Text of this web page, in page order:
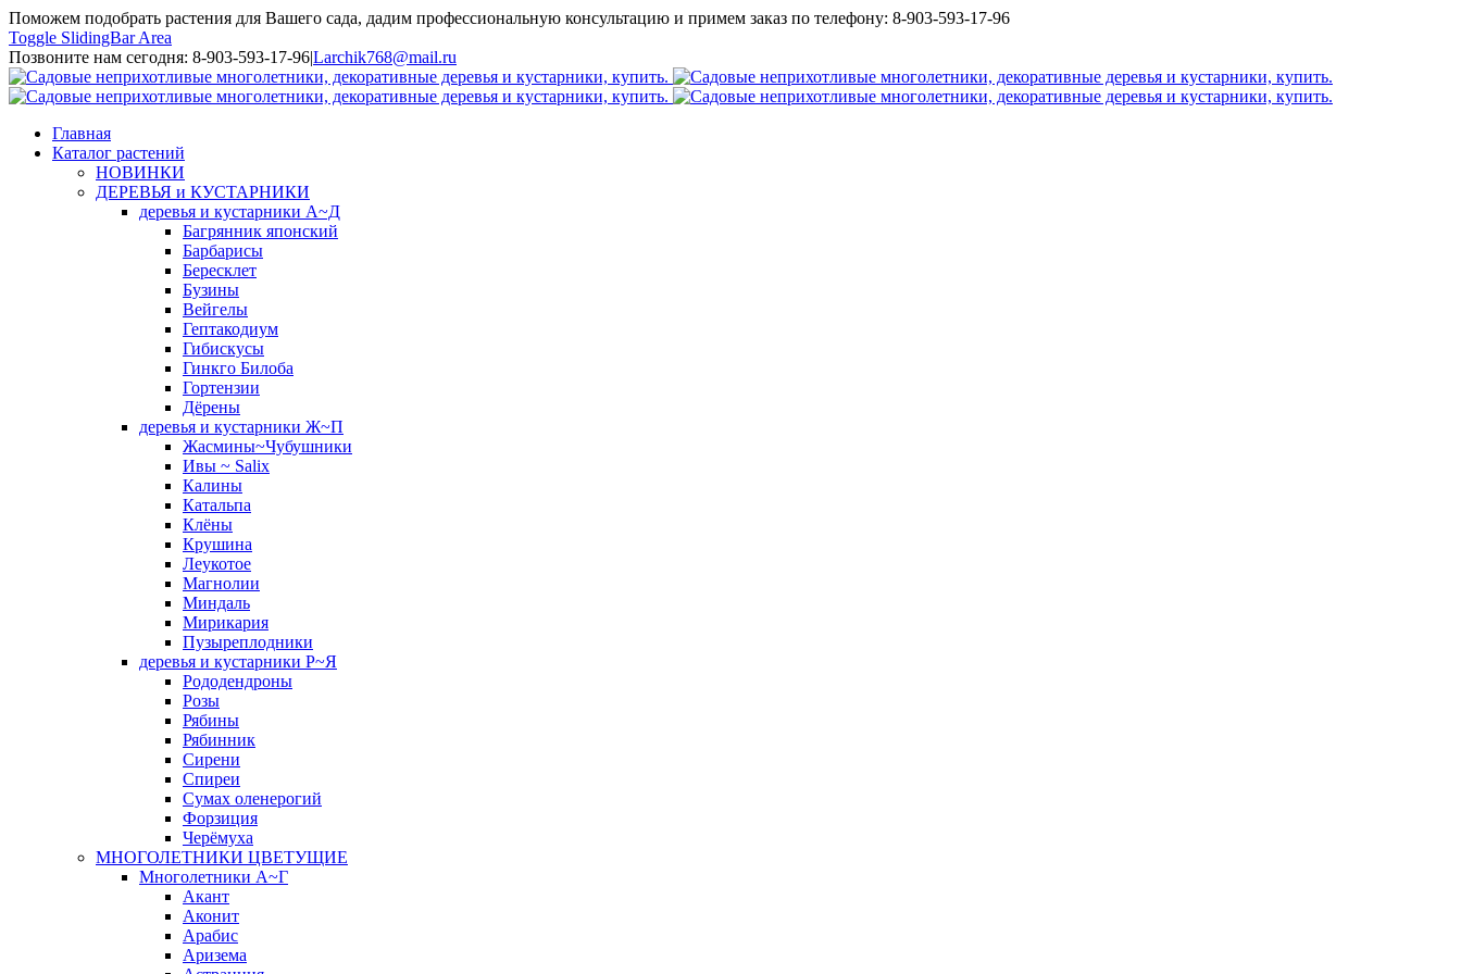
Поможем подобрать растения для Вашего сада, дадим профессиональную консультацию и примем заказ по телефону: 8-903-593-17-96
Toggle SlidingBar Area
Позвоните нам сегодня: 8-903-593-17-96|Larchik768@mail.ru
Главная
Каталог растений
НОВИНКИ
ДЕРЕВЬЯ и КУСТАРНИКИ
деревья и кустарники А~Д
Багрянник японский
Барбарисы
Бересклет
Бузины
Вейгелы
Гептакодиум
Гибискусы
Гинкго Билоба
Гортензии
Дёрены
деревья и кустарники Ж~П
Жасмины~Чубушники
Ивы ~ Salix
Калины
Катальпа
Клёны
Крушина
Леукотое
Магнолии
Миндаль
Мирикария
Пузыреплодники
деревья и кустарники Р~Я
Рододендроны
Розы
Рябины
Рябинник
Сирени
Спиреи
Сумах оленерогий
Форзиция
Черёмуха
МНОГОЛЕТНИКИ ЦВЕТУЩИЕ
Многолетники А~Г
Акант
Аконит
Арабис
Аризема